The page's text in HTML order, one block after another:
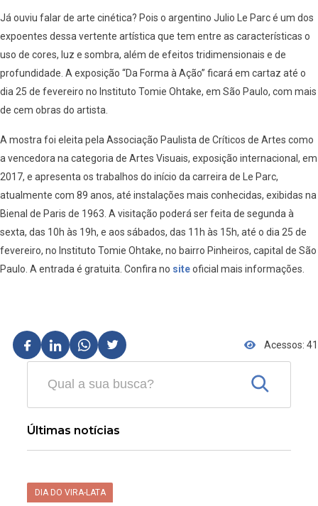
Já ouviu falar de arte cinética? Pois o argentino Julio Le Parc é um dos
expoentes dessa vertente artística que tem entre as características o
uso de cores, luz e sombra, além de efeitos tridimensionais e de
profundidade. A exposição “Da Forma à Ação” ficará em cartaz até o
dia 25 de fevereiro no Instituto Tomie Ohtake, em São Paulo, com mais
de cem obras do artista.
A mostra foi eleita pela Associação Paulista de Críticos de Artes como
a vencedora na categoria de Artes Visuais, exposição internacional, em
2017, e apresenta os trabalhos do início da carreira de Le Parc,
atualmente com 89 anos, até instalações mais conhecidas, exibidas na
Bienal de Paris de 1963. A visitação poderá ser feita de segunda à
sexta, das 10h às 19h, e aos sábados, das 11h às 15h, até o dia 25 de
fevereiro, no Instituto Tomie Ohtake, no bairro Pinheiros, capital de São
Paulo. A entrada é gratuita. Confira no siteoficial mais informações.
Acessos: 41
Últimas notícias
DIA DO VIRA-LATA